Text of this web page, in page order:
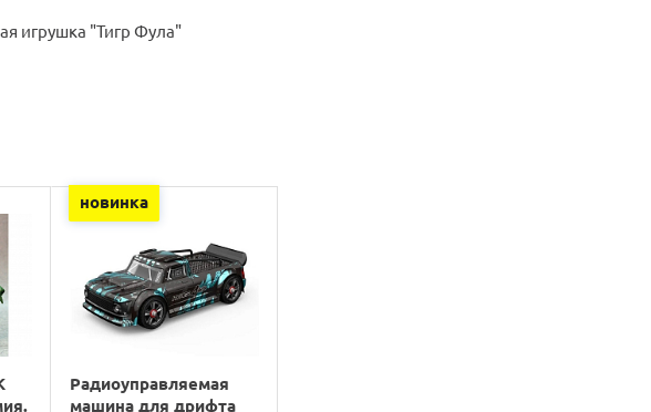
игрушка "Тигр Фула"
новинка
Радиоуправляемая
машина для дрифта